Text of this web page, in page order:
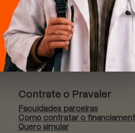
Contrate o Pravaler
Faculdades parceiras
Como contratar o
Quero simular